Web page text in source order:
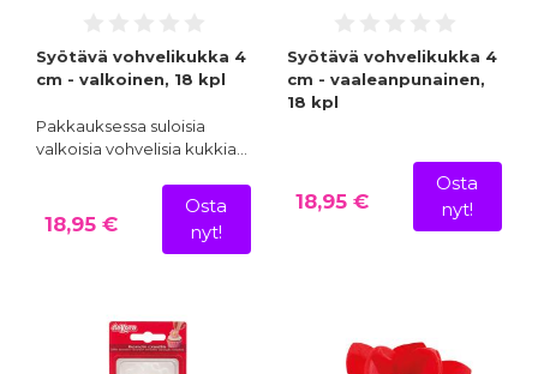
Syötävä vohvelikukka 4
cm - valkoinen, 18 kpl
Pakkauksessa suloisia
valkoisia vohvelisia kukkia…
18,95 €
Osta
nyt!
Syötävä vohvelikukka 4
cm - vaaleanpunainen,
18 kpl
18,95 €
Osta
nyt!